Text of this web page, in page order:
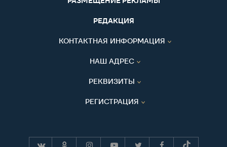
РЕДАКЦИЯ
КОНТАКТНАЯ ИНФОРМАЦИЯ
НАШ АДРЕС
РЕКВИЗИТЫ
РЕГИСТРАЦИЯ